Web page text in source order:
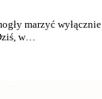
marzyć wyłącznie
w…